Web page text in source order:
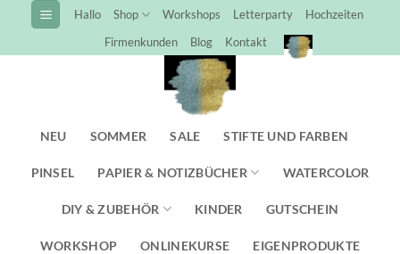
Inhalt
springen
Hallo Shop Workshops Letterparty
Hochzeiten
Firmenkunden
Blog Kontakt
NEU SOMMER SALE STIFTE UND FARBEN
PINSEL PAPIER & NOTIZBÜCHER WATERCOLOR
DIY & ZUBEHÖR KINDER GUTSCHEIN
WORKSHOP ONLINEKURSE EIGENPRODUKTE